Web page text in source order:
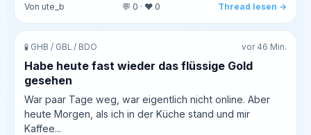
Von ute_b 💬 0 · ❤️ 0 Thread lesen →
🧪 GHB / GBL / BDO vor 46 Min.
Habe heute fast wieder das flüssige Gold
gesehen
War paar Tage weg, war eigentlich nicht online. Aber
heute Morgen, als ich in der Küche stand und mir
Kaffee...